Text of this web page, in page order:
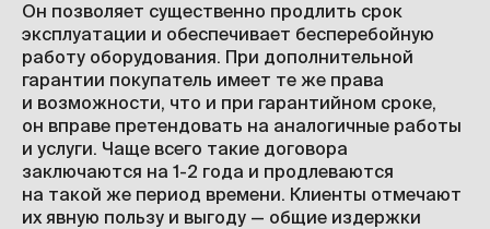
Он позволяет существенно продлить срок
эксплуатации и обеспечивает бесперебойную
работу оборудования. При дополнительной
гарантии покупатель имеет те же права
и возможности, что и при гарантийном сроке,
он вправе претендовать на аналогичные работы
и услуги. Чаще всего такие договора
заключаются на 1-2 года и продлеваются
на такой же период времени. Клиенты отмечают
их явную пользу и выгоду — общие издержки